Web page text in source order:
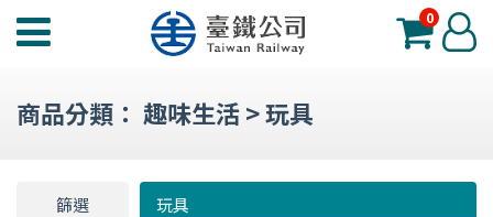
臺
工
0 登
入
商品分類： 趣味生活>玩具
篩選 玩具